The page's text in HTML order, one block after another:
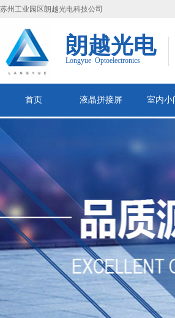
苏州工业园区朗越光电科技公司
朗越光电
Longyue Optoelectronics
首页 液晶拼接屏 室内小